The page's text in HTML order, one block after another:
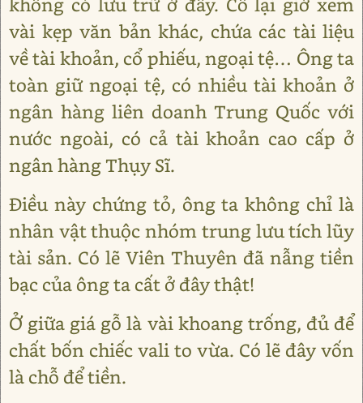
vài kẹp văn bản khác, chứa các tài liệu
về tài khoản, cổ phiếu, ngoại tệ… Ông ta
toàn giữ ngoại tệ, có nhiều tài khoản ở
ngân hàng liên doanh Trung Quốc với
nước ngoài, có cả tài khoản cao cấp ở
ngân hàng Thụy Sĩ.
Điều này chứng tỏ, ông ta không chỉ là
nhân vật thuộc nhóm trung lưu tích lũy
tài sản. Có lẽ Viên Thuyên đã nẫng tiền
bạc của ông ta cất ở đây thật!
Ở giữa giá gỗ là vài khoang trống, đủ để
chất bốn chiếc vali to vừa. Có lẽ đây vốn
là chỗ để tiền.